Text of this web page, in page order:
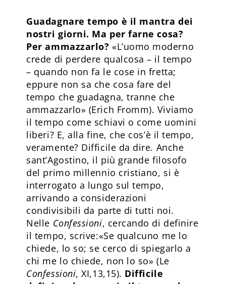
Guadagnare tempo è il mantra dei
nostri giorni. Ma per farne cosa?
Per ammazzarlo? «L’uomo moderno
crede di perdere qualcosa – il tempo
– quando non fa le cose in fretta;
eppure non sa che cosa fare del
tempo che guadagna, tranne che
ammazzarlo» (Erich Fromm). Viviamo
il tempo come schiavi o come uomini
liberi? E, alla fine, che cos’è il tempo,
veramente? Difficile da dire. Anche
sant’Agostino, il più grande filosofo
del primo millennio cristiano, si è
interrogato a lungo sul tempo,
arrivando a considerazioni
condivisibili da parte di tutti noi.
Nelle Confessioni, cercando di definire
il tempo, scrive:«Se qualcuno me lo
chiede, lo so; se cerco di spiegarlo a
chi me lo chiede, non lo so» (Le
Confessioni, XI,13,15). Difficile